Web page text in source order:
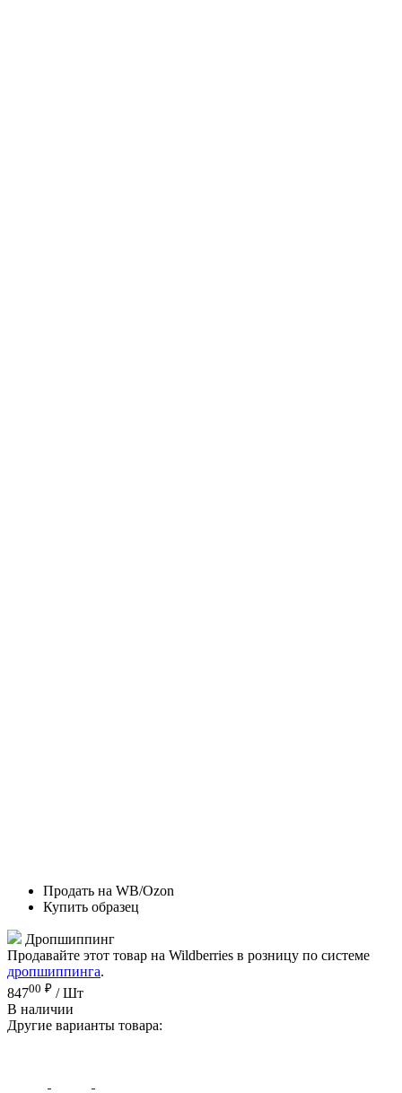
Продать на WB/Ozon
Купить образец
Дропшиппинг
Продавайте этот товар на Wildberries в розницу по системе
дропшиппинга.
84700 ₽ / Шт
В наличии
Другие варианты товара: